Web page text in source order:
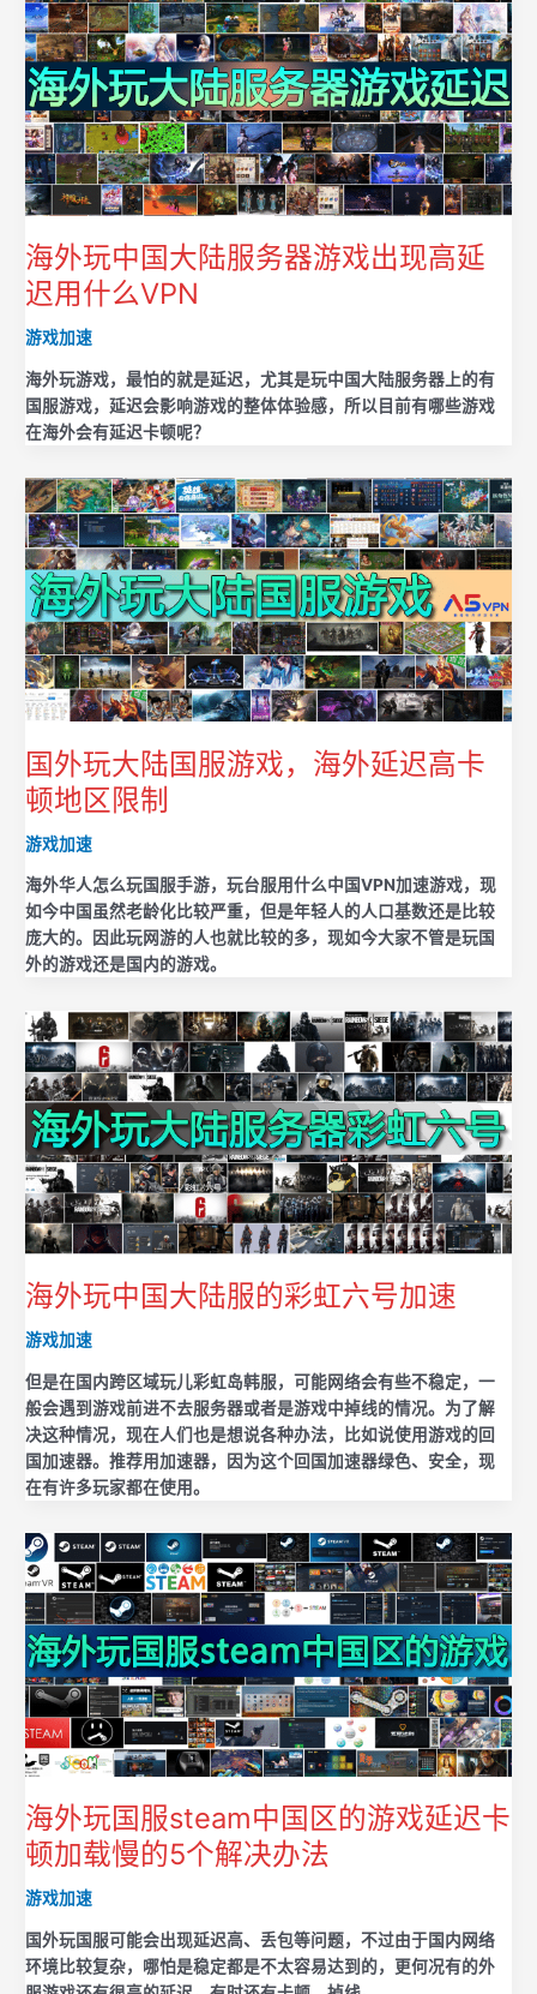
海外玩中国大陆服务器游戏出现高延
迟用什么VPN
游戏加速
海外玩游戏，最怕的就是延迟，尤其是玩中国大陆服务器上的有
国服游戏，延迟会影响游戏的整体体验感，所以目前有哪些游戏
在海外会有延迟卡顿呢？
国外玩大陆国服游戏，海外延迟高卡
顿地区限制
游戏加速
海外华人怎么玩国服手游，玩台服用什么中国VPN加速游戏，现
如今中国虽然老龄化比较严重，但是年轻人的人口基数还是比较
庞大的。因此玩网游的人也就比较的多，现如今大家不管是玩国
外的游戏还是国内的游戏。
海外玩中国大陆服的彩虹六号加速
游戏加速
但是在国内跨区域玩儿彩虹岛韩服，可能网络会有些不稳定，一
般会遇到游戏前进不去服务器或者是游戏中掉线的情况。为了解
决这种情况，现在人们也是想说各种办法，比如说使用游戏的回
国加速器。推荐用加速器，因为这个回国加速器绿色、安全，现
在有许多玩家都在使用。
海外玩国服steam中国区的游戏延迟卡
顿加载慢的5个解决办法
游戏加速
国外玩国服可能会出现延迟高、丢包等问题，不过由于国内网络
环境比较复杂，哪怕是稳定都是不太容易达到的，更何况有的外